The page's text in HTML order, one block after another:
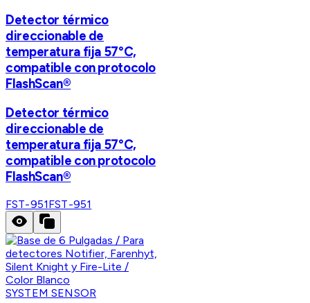
Detector térmico
direccionable de
temperatura fija 57°C,
compatible con protocolo
FlashScan®
Detector térmico
direccionable de
temperatura fija 57°C,
compatible con protocolo
FlashScan®
FST-951FST-951
SYSTEM SENSOR